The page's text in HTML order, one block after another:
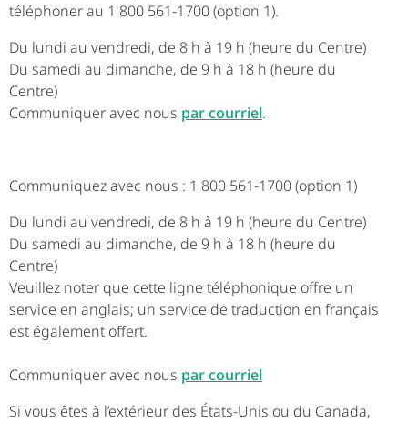
téléphoner au 1 800 561-1700 (option 1).
Du lundi au vendredi, de 8 h à 19 h (heure du Centre)
Du samedi au dimanche, de 9 h à 18 h (heure du
Centre)
Communiquer avec nous par courriel.
Communiquez avec nous : 1 800 561-1700 (option 1)
Du lundi au vendredi, de 8 h à 19 h (heure du Centre)
Du samedi au dimanche, de 9 h à 18 h (heure du
Centre)
Veuillez noter que cette ligne téléphonique offre un
service en anglais; un service de traduction en français
est également offert.
Communiquer avec nous par courriel
Si vous êtes à l’extérieur des États-Unis ou du Canada,